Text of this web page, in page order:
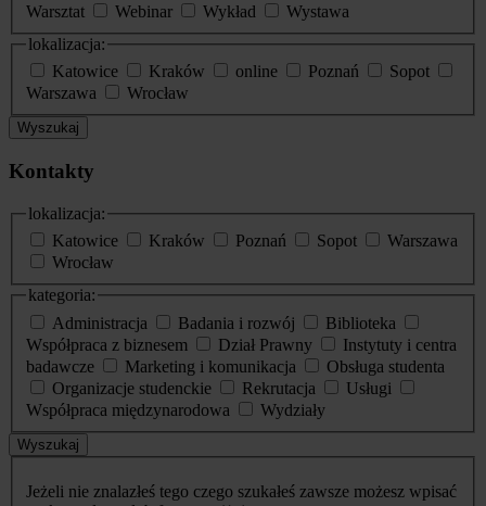
Warsztat
Webinar Wykład
Wystawa
lokalizacja:
Katowice
Kraków online Poznań
Sopot
Warszawa
Wrocław
Wyszukaj
Kontakty
lokalizacja:
Katowice
Kraków Poznań Sopot
Warszawa
Wrocław
kategoria:
Administracja
Badania i rozwój
Biblioteka
Współpraca z biznesem
Dział Prawny
Instytuty i centra
badawcze
Marketing i komunikacja
Obsługa studenta
Organizacje studenckie
Rekrutacja
Usługi
Współpraca międzynarodowa
Wydziały
Wyszukaj
Jeżeli nie znalazłeś tego czego szukałeś zawsze możesz wpisać